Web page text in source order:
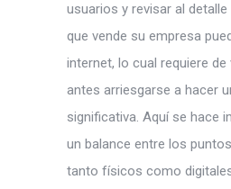
usuarios y revisar al
que vende su empresa
internet, lo cual requiere de
antes arriesgarse a hacer
significativa. Aquí se hace
un balance entre los
tanto físicos como